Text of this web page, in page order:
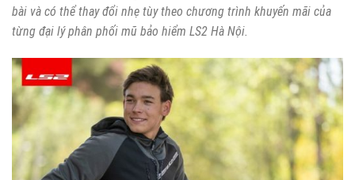
bài và có thể thay đổi nhẹ tùy theo chương trình khuyến mãi của
từng đại lý phân phối mũ bảo hiểm LS2 Hà Nội.